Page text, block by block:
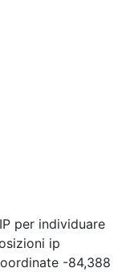
per individuare
ip
-84,388